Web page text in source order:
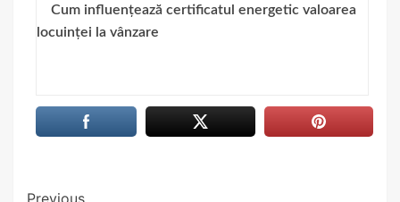
Cum influențează certificatul energetic valoarea
locuinței la vânzare